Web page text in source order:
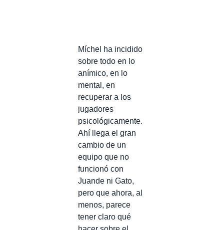
Míchel ha incidido
sobre todo en lo
anímico, en lo
mental, en
recuperar a los
jugadores
psicológicamente.
Ahí llega el gran
cambio de un
equipo que no
funcionó con
Juande ni Gato,
pero que ahora, al
menos, parece
tener claro qué